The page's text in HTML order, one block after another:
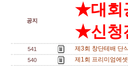
공지
★대회
★신청
541 제3회 창단테배 단
540 제1회 프리미엄에